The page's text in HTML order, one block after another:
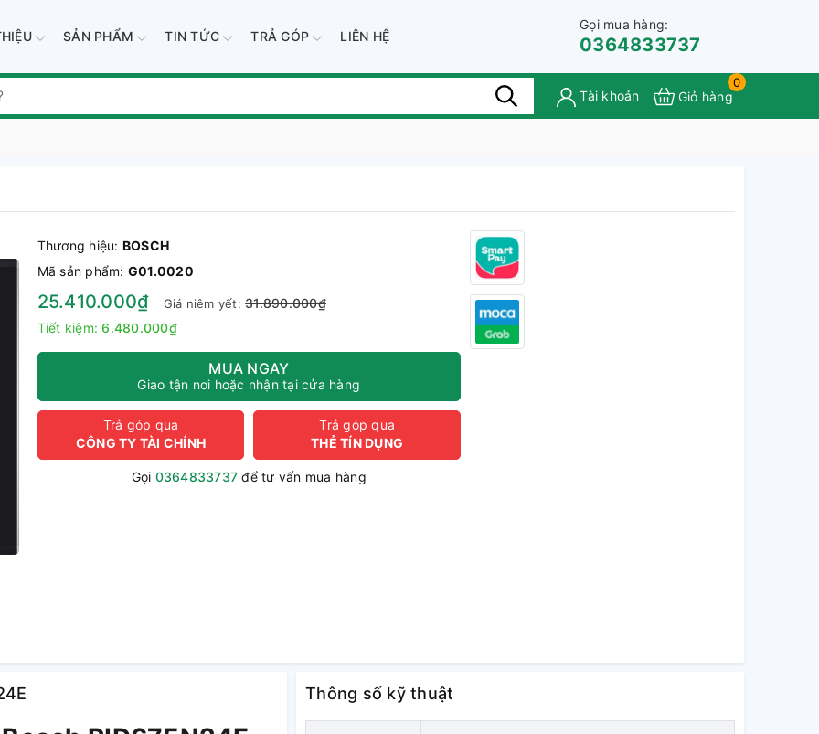
SẢN PHẨM TIN TỨC TRẢ GÓP LIÊN HỆ
Gọi mua hàng:
0364833737
Tài khoản
0
Giỏ hàng
Thương hiệu: BOSCH
Mã sản phẩm: G01.0020
25.410.000₫ Giá niêm yết:31.890.000₫
Tiết kiệm:6.480.000₫
MUA NGAY
Giao tận nơi hoặc nhận tại cửa hàng
Trả góp qua
CÔNG TY TÀI CHÍNH
Trả góp qua
THẺ TÍN DỤNG
Gọi 0364833737 để tư vấn mua hàng
Thông số kỹ thuật